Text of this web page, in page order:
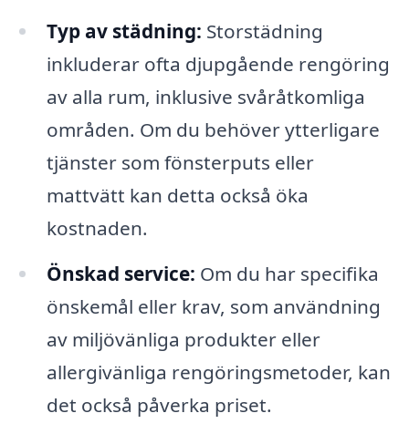
Typ av städning: Storstädning
inkluderar ofta djupgående rengöring
av alla rum, inklusive svåråtkomliga
områden. Om du behöver ytterligare
tjänster som fönsterputs eller
mattvätt kan detta också öka
kostnaden.
Önskad service: Om du har specifika
önskemål eller krav, som användning
av miljövänliga produkter eller
allergivänliga rengöringsmetoder, kan
det också påverka priset.